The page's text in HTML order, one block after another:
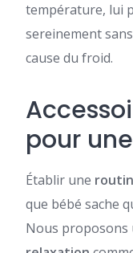
température, lui
sereinement
cause du froid.
pour
Établir une
que bébé sache
Nous proposons